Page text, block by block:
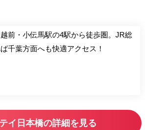
前・小伝馬駅の4駅から徒歩圏。JR総
千葉方面へも快適アクセス！
イ日本橋の詳細を見る